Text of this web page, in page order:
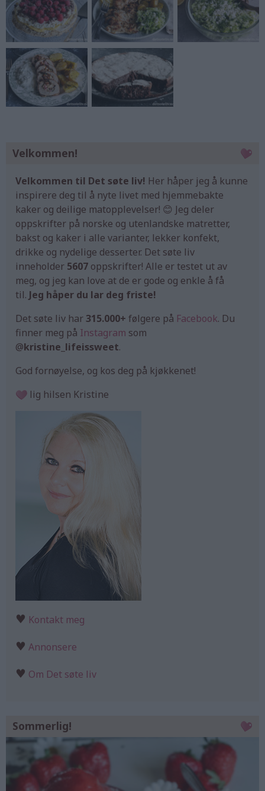
Velkommen!
Velkommen til Det søte liv! Her håper jeg å kunne
inspirere deg til å nyte livet med hjemmebakte
kaker og deilige matopplevelser! 😊 Jeg deler
oppskrifter på norske og utenlandske matretter,
bakst og kaker i alle varianter, lekker konfekt,
drikke og nydelige desserter. Det søte liv
inneholder 5607 oppskrifter! Alle er testet ut av
meg, og jeg kan love at de er gode og enkle å få
til. Jeg håper du lar deg friste!
Det søte liv har315.000+ følgere på Facebook. Du
finner meg på Instagram som
@kristine_lifeissweet.
God fornøyelse, og kos deg på kjøkkenet!
lig hilsen Kristine
♥ Kontakt meg
♥ Annonsere
♥ Om Det søte liv
Sommerlig!